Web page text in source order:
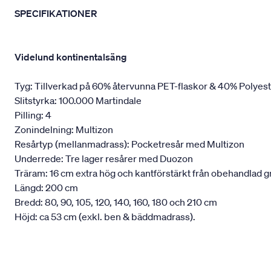
SPECIFIKATIONER
Videlund kontinentalsäng
Tyg: Tillverkad på 60% återvunna PET-flaskor & 40%
Slitstyrka: 100.000 Martindale
Pilling: 4
Zonindelning: Multizon
Resårtyp (mellanmadrass): Pocketresår med Multizon
Underrede: Tre lager resårer med Duozon
Träram: 16 cm extra hög och kantförstärkt från obehandlad
Längd: 200 cm
Bredd: 80, 90, 105, 120, 140, 160, 180 och 210 cm
Höjd: ca 53 cm (exkl. ben & bäddmadrass).